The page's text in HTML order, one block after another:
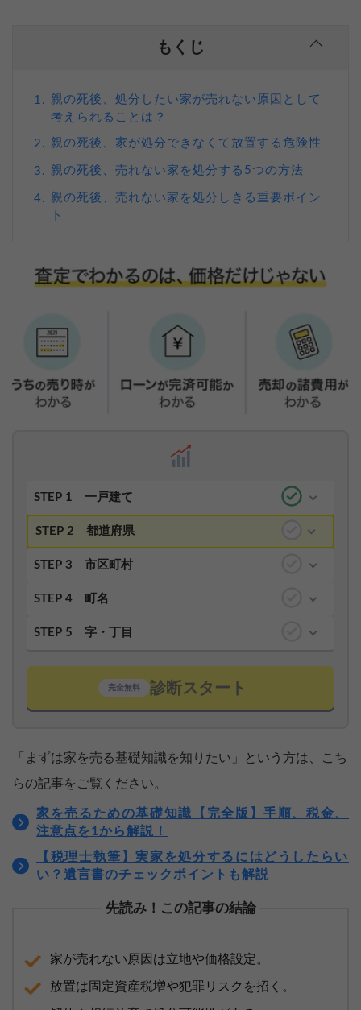
もくじ
1. 親の死後、処分したい家が売れない原因として
考えられることは？
2. 親の死後、家が処分できなくて放置する危険性
3. 親の死後、売れない家を処分する5つの方法
4. 親の死後、売れない家を処分しきる重要ポイン
ト
STEP 1 一戸建て
STEP 2 都道府県
STEP 3 市区町村
STEP 4 町名
STEP 5 字・丁目
完全無料 診断スタート
「まずは家を売る基礎知識を知りたい」という方は、こち
らの記事をご覧ください。
家を売るための基礎知識【完全版】手順、税金、
注意点を1から解説！
【税理士執筆】実家を処分するにはどうしたらい
い？遺言書のチェックポイントも解説
先読み！この記事の結論
家が売れない原因は立地や価格設定。
放置は固定資産税増や犯罪リスクを招く。